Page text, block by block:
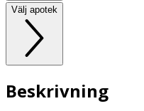
Välj apotek
Beskrivning